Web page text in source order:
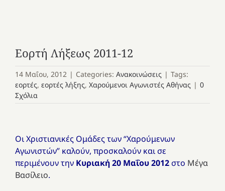
Εορτή Λήξεως 2011-12
14 Μαΐου, 2012 | Categories: Ανακοινώσεις | Tags:
εορτές, εορτές λήξης, Χαρούμενοι Αγωνιστές Αθήνας | 0
Σχόλια
Οι Χριστιανικές Ομάδες των “Χαρούμενων
Αγωνιστών” καλούν, προσκαλούν και σε
περιμένουν την Κυριακή 20 Μαΐου 2012 στο Μέγα
Βασίλειο.